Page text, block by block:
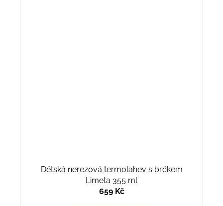
Dětská nerezová termolahev s brčkem
Limeta 355 ml
659 Kč